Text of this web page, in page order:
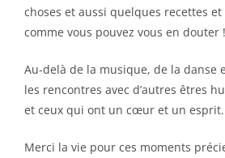
choses et aussi quelques recettes
comme vous pouvez vous en douter !
Au-delà de la musique, de la danse
les rencontres avec d’autres êtres
et ceux qui ont un cœur et un esprit.
Merci la vie pour ces moments